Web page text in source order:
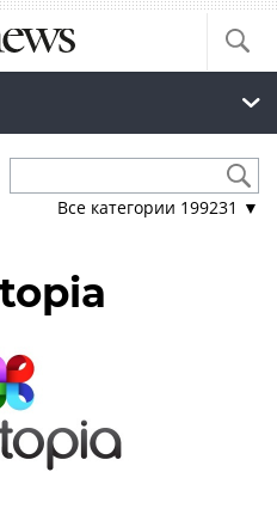
Все категории 199231 ▼